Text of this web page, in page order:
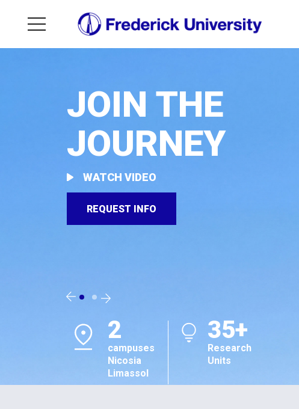
JOIN THE
JOURNEY
WATCH VIDEO
REQUEST INFO
2
campuses
Nicosia
Limassol
35+
Research
Units